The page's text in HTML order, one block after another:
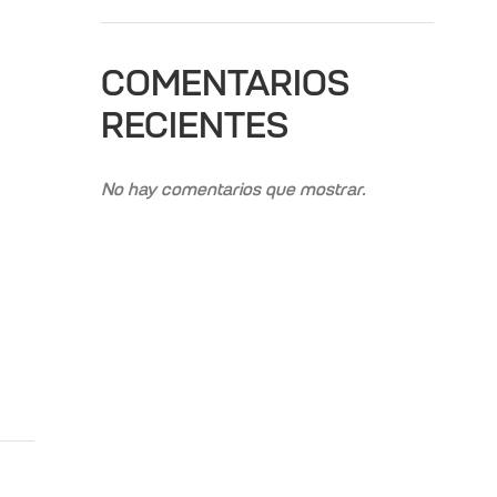
COMENTARIOS
RECIENTES
No hay comentarios que mostrar.